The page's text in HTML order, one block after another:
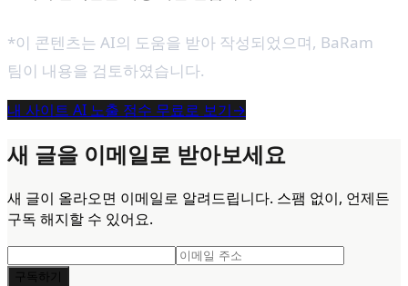
*이 콘텐츠는 AI의 도움을 받아 작성되었으며, BaRam
팀이 내용을 검토하였습니다.
내 사이트 AI 노출 점수 무료로 보기→
새 글을 이메일로 받아보세요
새 글이 올라오면 이메일로 알려드립니다. 스팸 없이, 언제든
구독 해지할 수 있어요.
구독하기